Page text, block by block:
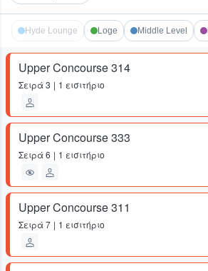
Hyde Lounge Loge Middle Level
Upper Concourse 314
Σειρά3 1 εισιτήριο
Upper Concourse 333
Σειρά6 1 εισιτήριο
Upper Concourse 311
Σειρά7 1 εισιτήριο